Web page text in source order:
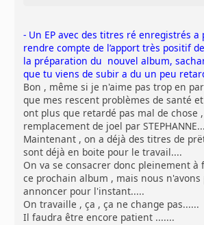
- Un EP avec des titres ré enregistrés a
rendre compte de l’apport très positif
la préparation du nouvel album,
que tu viens de subir a du un peu
Bon , même si je n'aime pas trop en
que mes rescent problèmes de santé
ont plus que retardé pas mal de chose
remplacement de joel par
Maintenant , on a déjà des titres de
sont déjà en boite pour le travail....
On va se consacrer donc pleinement à
ce prochain album , mais nous n'avons
annoncer pour l'instant.....
On travaille , ça , ça ne change pas......
Il faudra être encore patient .......